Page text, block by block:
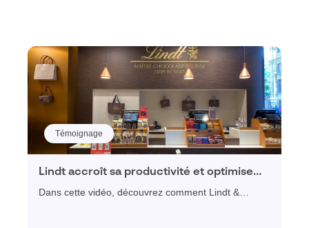
Témoignage
Lindt accroît sa productivité et optimise
son merchandising avec Visiativ
Dans cette vidéo, découvrez comment Lindt &